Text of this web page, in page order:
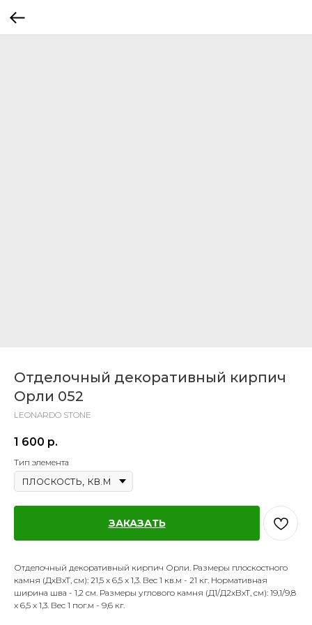
Отделочный декоративный кирпич
Орли 052
LEONARDO STONE
1 600 р.
Тип элемента
ЗАКАЗАТЬ
Отделочный декоративный кирпич Орли. Размеры плоскостного
камня (ДхВхТ, см): 21,5 x 6,5 x 1,3. Вес 1 кв.м - 21 кг. Нормативная
ширина шва - 1,2 см. Размеры углового камня (Д1/Д2хВхТ, см): 19,1/9,8
x 6,5 x 1,3. Вес 1 пог.м - 9,6 кг.